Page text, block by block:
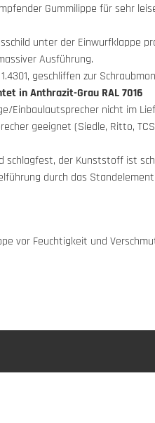
Gummilippe für sehr
unter der Einwurfklappe
Ausführung.
geschliffen zur
in Anthrazit-Grau RAL 7016
Einbaulautsprecher nicht im
geeignet (Siedle, Ritto,
schlagfest, der Kunststoff ist
durch das Standelement.
vor Feuchtigkeit und